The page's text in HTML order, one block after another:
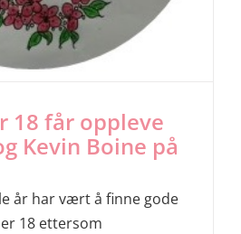
18 får oppleve
Kevin Boine på
år har vært å finne gode
18 ettersom